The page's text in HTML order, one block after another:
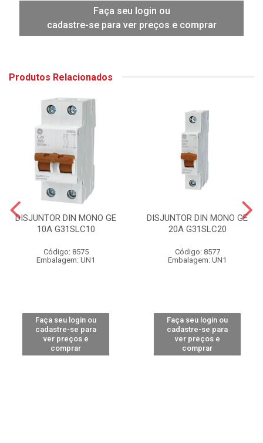
Faça seu login ou
cadastre-se para ver preços e comprar
Produtos Relacionados
DISJUNTOR DIN MONO GE
10A G31SLC10
Código: 8575
Embalagem: UN1
Faça seu login ou
cadastre-se para
ver preços e
comprar
DISJUNTOR DIN MONO GE
20A G31SLC20
Código: 8577
Embalagem: UN1
Faça seu login ou
cadastre-se para
ver preços e
comprar